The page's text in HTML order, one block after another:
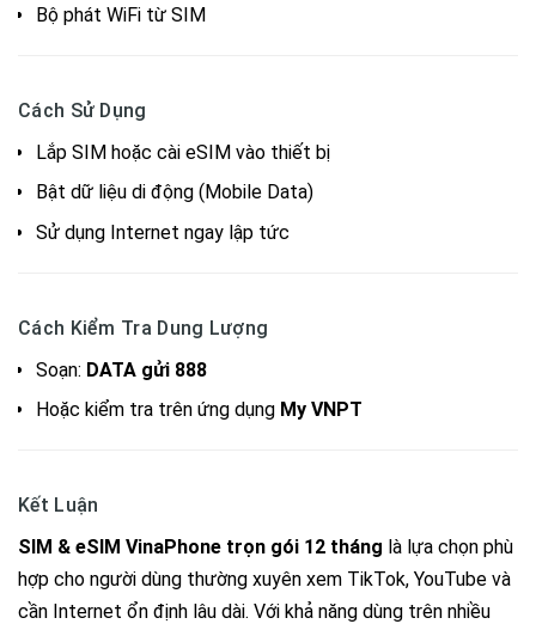
Bộ phát WiFi từ SIM
Cách Sử Dụng
Lắp SIM hoặc cài eSIM vào thiết bị
Bật dữ liệu di động (Mobile Data)
Sử dụng Internet ngay lập tức
Cách Kiểm Tra Dung Lượng
Soạn: DATA gửi 888
Hoặc kiểm tra trên ứng dụng My VNPT
Kết Luận
SIM & eSIM VinaPhone trọn gói 12 tháng là lựa chọn phù
hợp cho người dùng thường xuyên xem TikTok, YouTube và
cần Internet ổn định lâu dài. Với khả năng dùng trên nhiều